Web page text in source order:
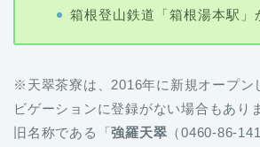
箱根登山鉄道「箱根湯本駅」
※天翠茶寮は、2016年に新規オープン
ビゲーションに登録がない場合もあり
旧名称である「強羅天翠 （0460-86-